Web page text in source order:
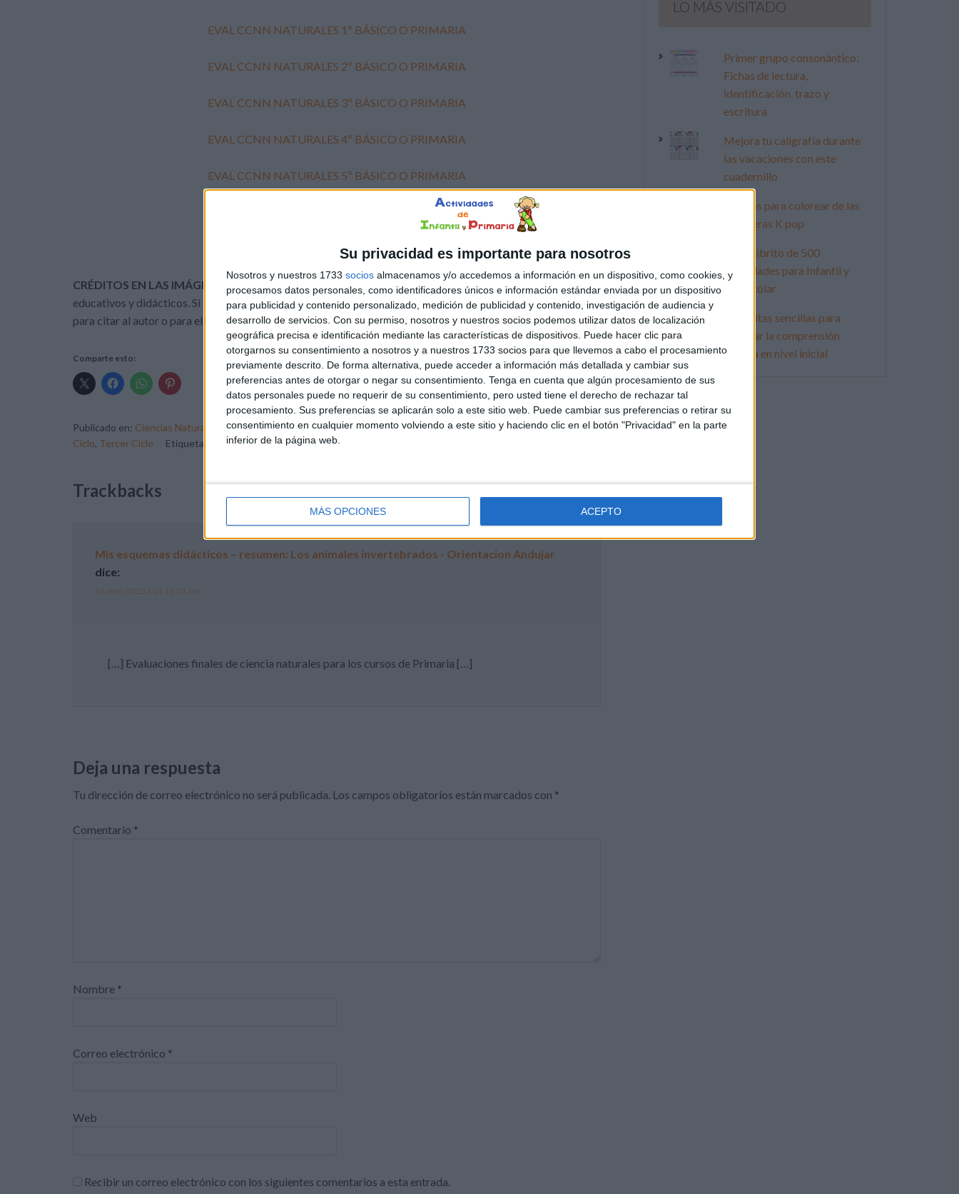
Su privacidad es importante para nosotros
Nosotros y nuestros 1733 socios almacenamos y/o accedemos a información en un dispositivo, como cookies, y
procesamos datos personales, como identificadores únicos e información estándar enviada por un dispositivo
para publicidad y contenido personalizado, medición de publicidad y contenido, investigación de audiencia y
desarrollo de servicios. Con su permiso, nosotros y nuestros socios podemos utilizar datos de localización
geográfica precisa e identificación mediante las características de dispositivos. Puede hacer clic para
otorgarnos su consentimiento a nosotros y a nuestros 1733 socios para que llevemos a cabo el procesamiento
previamente descrito. De forma alternativa, puede acceder a información más detallada y cambiar sus
preferencias antes de otorgar o negar su consentimiento. Tenga en cuenta que algún procesamiento de sus
datos personales puede no requerir de su consentimiento, pero usted tiene el derecho de rechazar tal
procesamiento. Sus preferencias se aplicarán solo a este sitio web. Puede cambiar sus preferencias o retirar su
consentimiento en cualquier momento volviendo a este sitio y haciendo clic en el botón "Privacidad" en la parte
inferior de la página web.
MÁS OPCIONES ACEPTO
EVAL CCNN NATURALES 1º BÁSICO O PRIMARIA
EVAL CCNN NATURALES 2º BÁSICO O PRIMARIA
EVAL CCNN NATURALES 3º BÁSICO O PRIMARIA
EVAL CCNN NATURALES 4º BÁSICO O PRIMARIA
EVAL CCNN NATURALES 5º BÁSICO O PRIMARIA
EVAL CCNN NATURALES 6º BÁSICO O PRIMARIA
http://recursosdocentes.cl/
CRÉDITOS EN LAS IMÁGENES:
Actividades de Infantil y Primaria comparte estas imágenes con fines
educativos y didácticos. Si alguna imagen tiene derechos de autor, escríbenos a través de los comentarios
para citar al autor o para eliminarla, muchas gracias.
Comparte esto:
Publicado en: Ciencias Naturales Ciencias Naturales, Ciencias Naturales,Educación Primaria,Primer Ciclo,Segundo
Ciclo, Tercer Ciclo Etiquetado como:Ciencias Naturales,educación primaria
Trackbacks
Mis esquemas didácticos – resumen: Los animales invertebrados - Orientacion Andujar
dice:
16 abril, 2023 a las 11:03 am
[…] Evaluaciones finales de ciencia naturales para los cursos de Primaria […]
Deja una respuesta
Tu dirección de correo electrónico no será publicada. Los campos obligatorios están marcados con *
Comentario *
Nombre *
Correo electrónico *
Web
Recibir un correo electrónico con los siguientes comentarios a esta entrada.
LO MÁS VISITADO
Primer grupo consonántico:
Fichas de lectura,
identificación, trazo y
escritura
Mejora tu caligrafía durante
las vacaciones con este
cuadernillo
Dibujos para colorear de las
Guerreras K pop
Súper librito de 500
actividades para Infantil y
Preescolar
Lecturitas sencillas para
trabajar la comprensión
lectora en nivel inicial